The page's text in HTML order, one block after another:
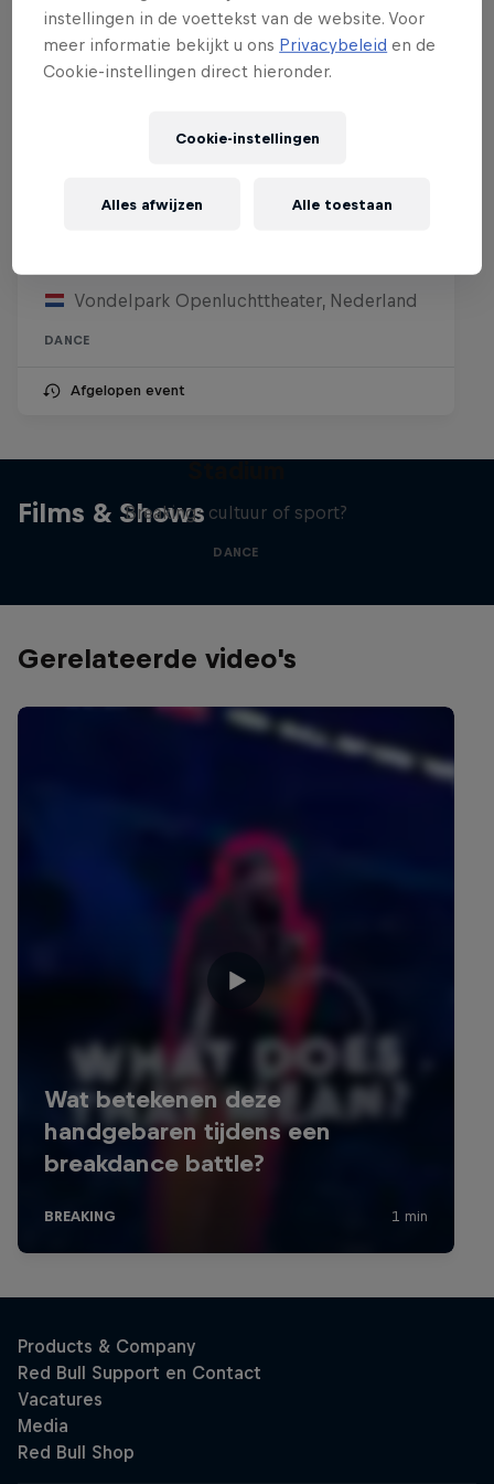
Red Bull Dance Your Style National
Vondelpark Openluchttheater, Nederland
DANCE
Afgelopen event
Films & ShowsBreaking: cultuur of sport?
DANCE
Gerelateerde video's
instellingen in de voettekst van de website. Voor
meer informatie bekijkt u ons Privacybeleid en de
Cookie-instellingen direct hieronder.
Cookie-instellingen
Alles afwijzen Alle toestaan